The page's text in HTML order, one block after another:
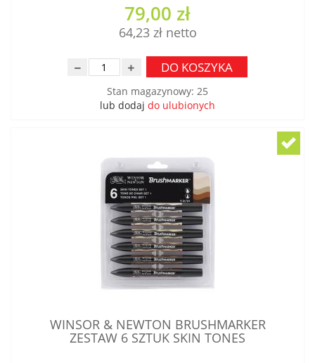
79,00 zł
64,23 zł
DO KOSZYKA
Stan magazynowy: 25
lub dodaj do ulubionych
WINSOR & NEWTON BRUSHMARKER
ZESTAW 6 SZTUK SKIN TONES